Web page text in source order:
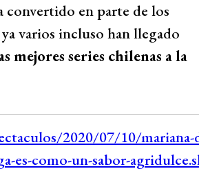
convertido en parte de los
varios incluso han llegado
mejores series chilenas a la